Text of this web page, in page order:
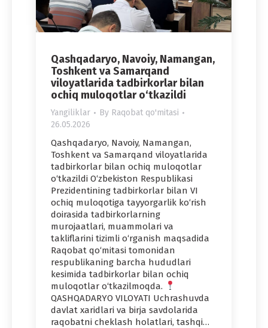
Qashqadaryo, Navoiy, Namangan,
Toshkent va Samarqand
viloyatlarida tadbirkorlar bilan
ochiq muloqotlar o‘tkazildi
Yangiliklar By Raqobat qo'mitasi
26.05.2026
Qashqadaryo, Navoiy, Namangan,
Toshkent va Samarqand viloyatlarida
tadbirkorlar bilan ochiq muloqotlar
o‘tkazildi O‘zbekiston Respublikasi
Prezidentining tadbirkorlar bilan VI
ochiq muloqotiga tayyorgarlik ko‘rish
doirasida tadbirkorlarning
murojaatlari, muammolari va
takliflarini tizimli o‘rganish maqsadida
Raqobat qo‘mitasi tomonidan
respublikaning barcha hududlari
kesimida tadbirkorlar bilan ochiq
muloqotlar o‘tkazilmoqda.
QASHQADARYO VILOYATI Uchrashuvda
davlat xaridlari va birja savdolarida
raqobatni cheklash holatlari, tashqi…